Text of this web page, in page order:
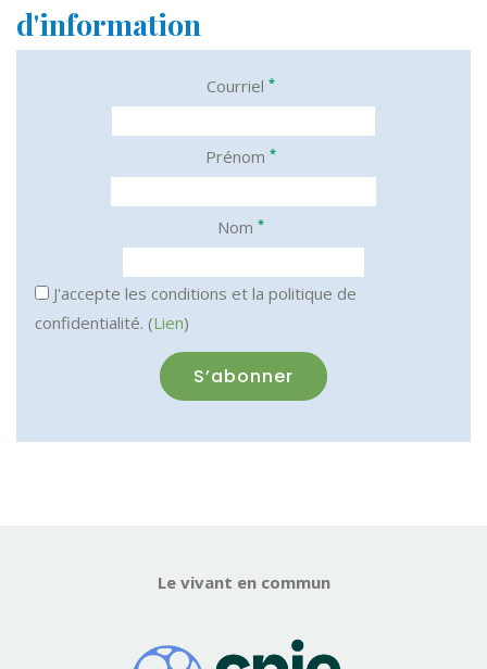
d'information
Courriel *
Prénom *
Nom *
J'accepte les conditions et la politique de
confidentialité. (Lien)
Le vivant en commun